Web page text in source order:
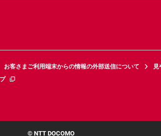
お客さまご利用端末からの情報の外部送信について
見
© NTT DOCOMO